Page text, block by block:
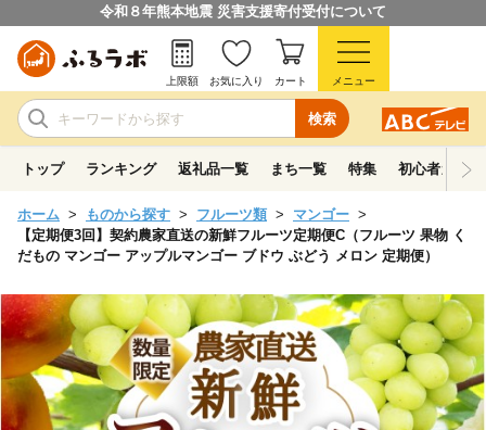
令和８年熊本地震 災害支援寄付受付について
検索
上限額 お気に入り カート メニュー
トップ ランキング 返礼品一覧 まち一覧 特集 初心者ガイド
ホーム ものから探す フルーツ類
マンゴー
【定期便3回】契約農家直送の新鮮フルーツ定期便C（フルーツ 果物 く
だもの マンゴー アップルマンゴー ブドウ ぶどう メロン 定期便）